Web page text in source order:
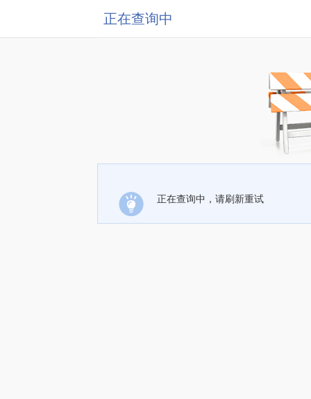
正在查询中
正在查询中，请刷新重试